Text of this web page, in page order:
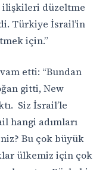
ilişkileri düzeltme
Türkiye İsrail’in
için.”
etti: “Bundan
gitti, New
Siz İsrail’le
hangi adımları
Bu çok büyük
ülkemiz için çok